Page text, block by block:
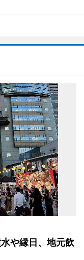
や縁日、地元飲